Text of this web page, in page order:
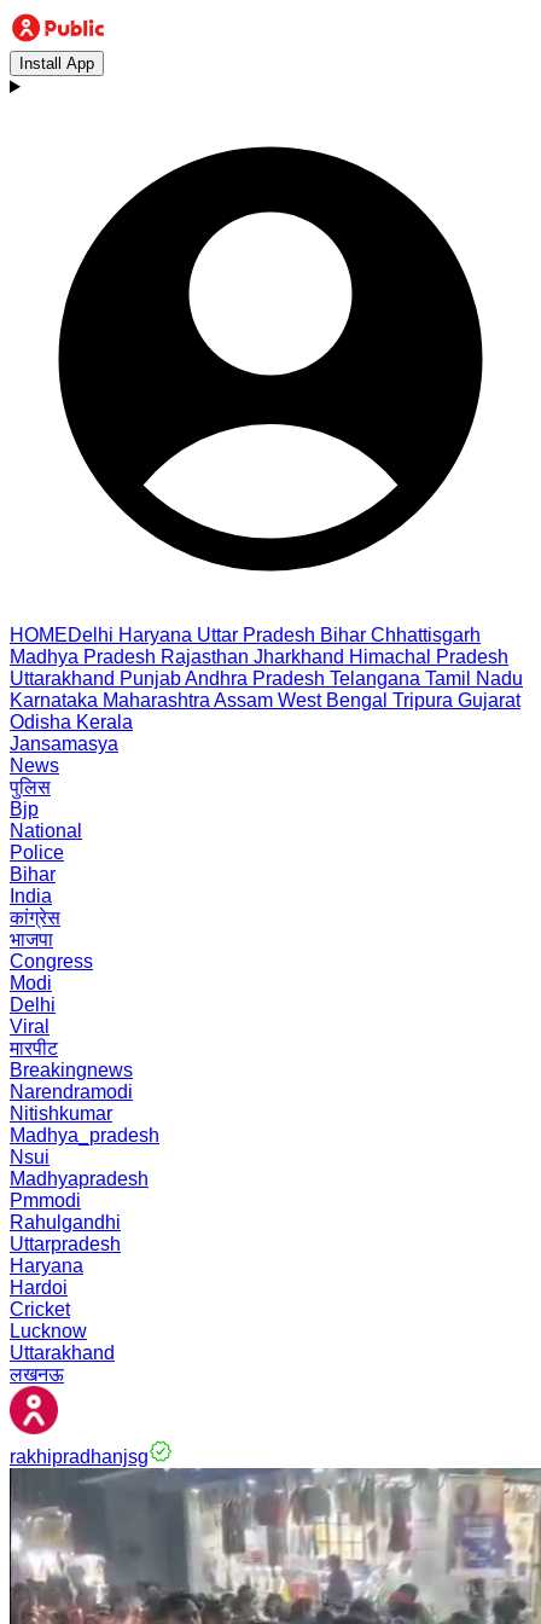
Install App
HOMEDelhi Haryana Uttar Pradesh Bihar Chhattisgarh
Madhya Pradesh Rajasthan Jharkhand Himachal Pradesh
Uttarakhand PunjabAndhra Pradesh Telangana Tamil Nadu
Karnataka Maharashtra Assam West Bengal Tripura Gujarat
Odisha Kerala
Jansamasya
News
पुलिस
Bjp
National
Police
Bihar
India
कांग्रेस
भाजपा
Congress
Modi
Delhi
Viral
मारपीट
Breakingnews
Narendramodi
Nitishkumar
Madhya_pradesh
Nsui
Madhyapradesh
Pmmodi
Rahulgandhi
Uttarpradesh
Haryana
Hardoi
Cricket
Lucknow
Uttarakhand
लखनऊ
rakhipradhanjsg